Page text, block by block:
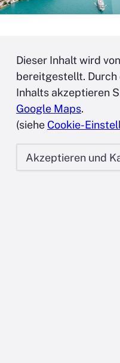
Dieser Inhalt wird
bereitgestellt. Durch
Inhalts akzeptieren
Google Maps.
(siehe Cookie-
Akzeptieren und